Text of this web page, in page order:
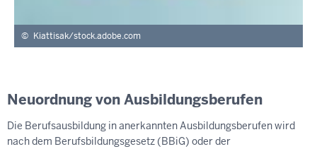
Kiattisak/stock.adobe.com
Neuordnung von Ausbildungsberufen
Die Berufsausbildung in anerkannten Ausbildungsberufen wird
nach dem Berufsbildungsgesetz (BBiG) oder der